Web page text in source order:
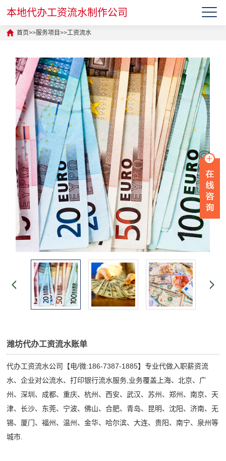
本地代办工资流水制作公司
首页>>服务项目>>工资流水
潍坊代办工资流水账单
代办工资流水公司【电/微:186-7387-1885】专业代做入职薪资流
水、企业对公流水、打印银行流水服务,业务覆盖上海、北京、广
州、深圳、成都、重庆、杭州、西安、武汉、苏州、郑州、南京、天
津、长沙、东莞、宁波、佛山、合肥、青岛、昆明、沈阳、济南、无
锡、厦门、福州、温州、金华、哈尔滨、大连、贵阳、南宁、泉州等
城市.